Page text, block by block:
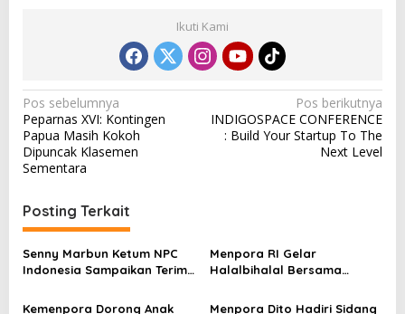
Ikuti Kami
N
a
v
i
g
a
s
i
Pos sebelumnya
Peparnas XVI: Kontingen
Papua Masih Kokoh
Dipuncak Klasemen
Sementara
Pos berikutnya
INDIGOSPACE CONFERENCE
: Build Your Startup To The
Next Level
Posting Terkait
Senny Marbun Ketum NPC
Indonesia Sampaikan Terima
Atas Dukungan Penuhnya
Menpora RI Gelar
Halalbihalal Bersama
Kemenpora Dorong Anak
Menpora Dito Hadiri Sidang